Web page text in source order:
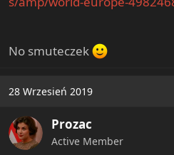
No smuteczek
28 Wrzesień 2019
Prozac
Active Member